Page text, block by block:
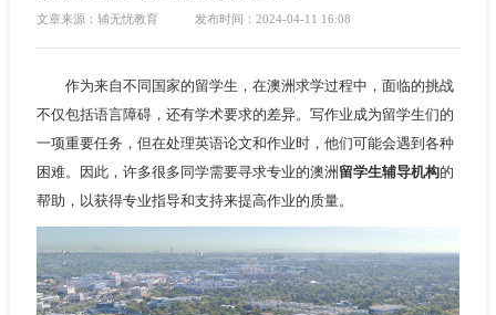
文章来源：辅无忧教育 发布时间：2024-04-11 16:08
作为来自不同国家的留学生，在澳洲求学过程中，面临的挑战
不仅包括语言障碍，还有学术要求的差异。写作业成为留学生们的
一项重要任务，但在处理英语论文和作业时，他们可能会遇到各种
困难。因此，许多很多同学需要寻求专业的澳洲 留学生辅导机构的
帮助，以获得专业指导和支持来提高作业的质量。